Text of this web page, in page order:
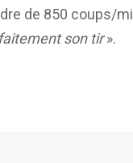
de 850 coups/
son tir».